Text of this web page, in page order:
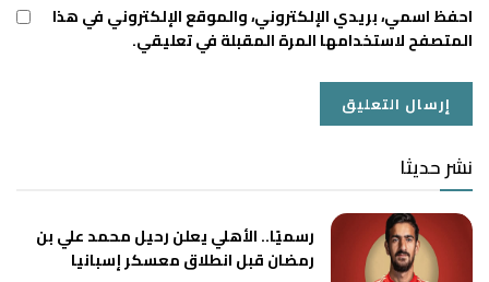
احفظ اسمي، بريدي الإلكتروني، والموقع الإلكتروني في هذا
المتصفح لاستخدامها المرة المقبلة في تعليقي.
نشر حديثا
رسميًا.. الأهلي يعلن رحيل محمد علي بن
رمضان قبل انطلاق معسكر إسبانيا